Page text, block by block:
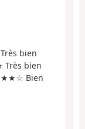
bien
bien
Bien